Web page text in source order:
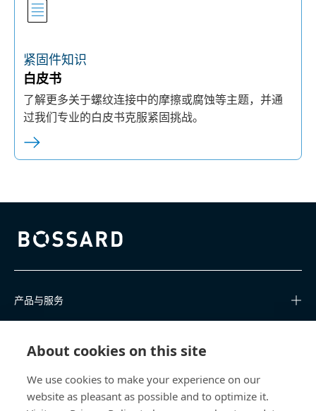
About cookies on this site
We use cookies to make your experience on our
website as pleasant as possible and to optimize it.
紧固件知识
白皮书
了解更多关于螺纹连接中的摩擦或腐蚀等主题，并通
过我们专业的白皮书克服紧固挑战。
Bossard homepage
产品与服务
关于我们